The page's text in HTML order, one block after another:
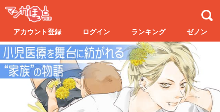
アカウント登録 ログイン ランキング ゼノン